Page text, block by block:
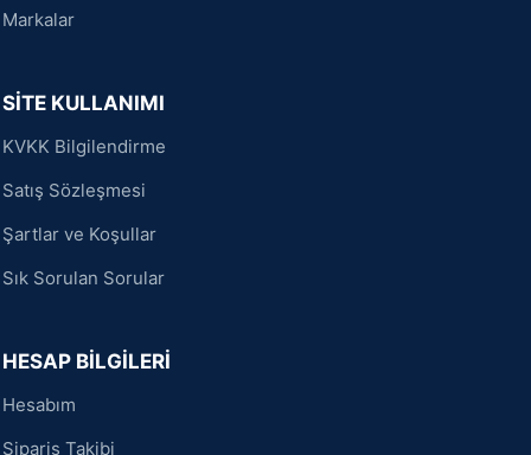
Markalar
SİTE KULLANIMI
KVKK Bilgilendirme
Satış Sözleşmesi
Şartlar ve Koşullar
Sık Sorulan Sorular
HESAP BİLGİLERİ
Hesabım
Sipariş Takibi